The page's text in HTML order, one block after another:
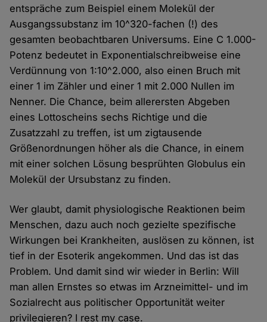
entspräche zum Beispiel einem Molekül der
Ausgangssubstanz im 10^320-fachen (!) des
gesamten beobachtbaren Universums. Eine C 1.000-
Potenz bedeutet in Exponentialschreibweise eine
Verdünnung von 1:10^2.000, also einen Bruch mit
einer 1 im Zähler und einer 1 mit 2.000 Nullen im
Nenner. Die Chance, beim allerersten Abgeben
eines Lottoscheins sechs Richtige und die
Zusatzzahl zu treffen, ist um zigtausende
Größenordnungen höher als die Chance, in einem
mit einer solchen Lösung besprühten Globulus ein
Molekül der Ursubstanz zu finden.
Wer glaubt, damit physiologische Reaktionen beim
Menschen, dazu auch noch gezielte spezifische
Wirkungen bei Krankheiten, auslösen zu können, ist
tief in der Esoterik angekommen. Und das ist das
Problem. Und damit sind wir wieder in Berlin: Will
man allen Ernstes so etwas im Arzneimittel- und im
Sozialrecht aus politischer Opportunität weiter
privilegieren? I rest my case.